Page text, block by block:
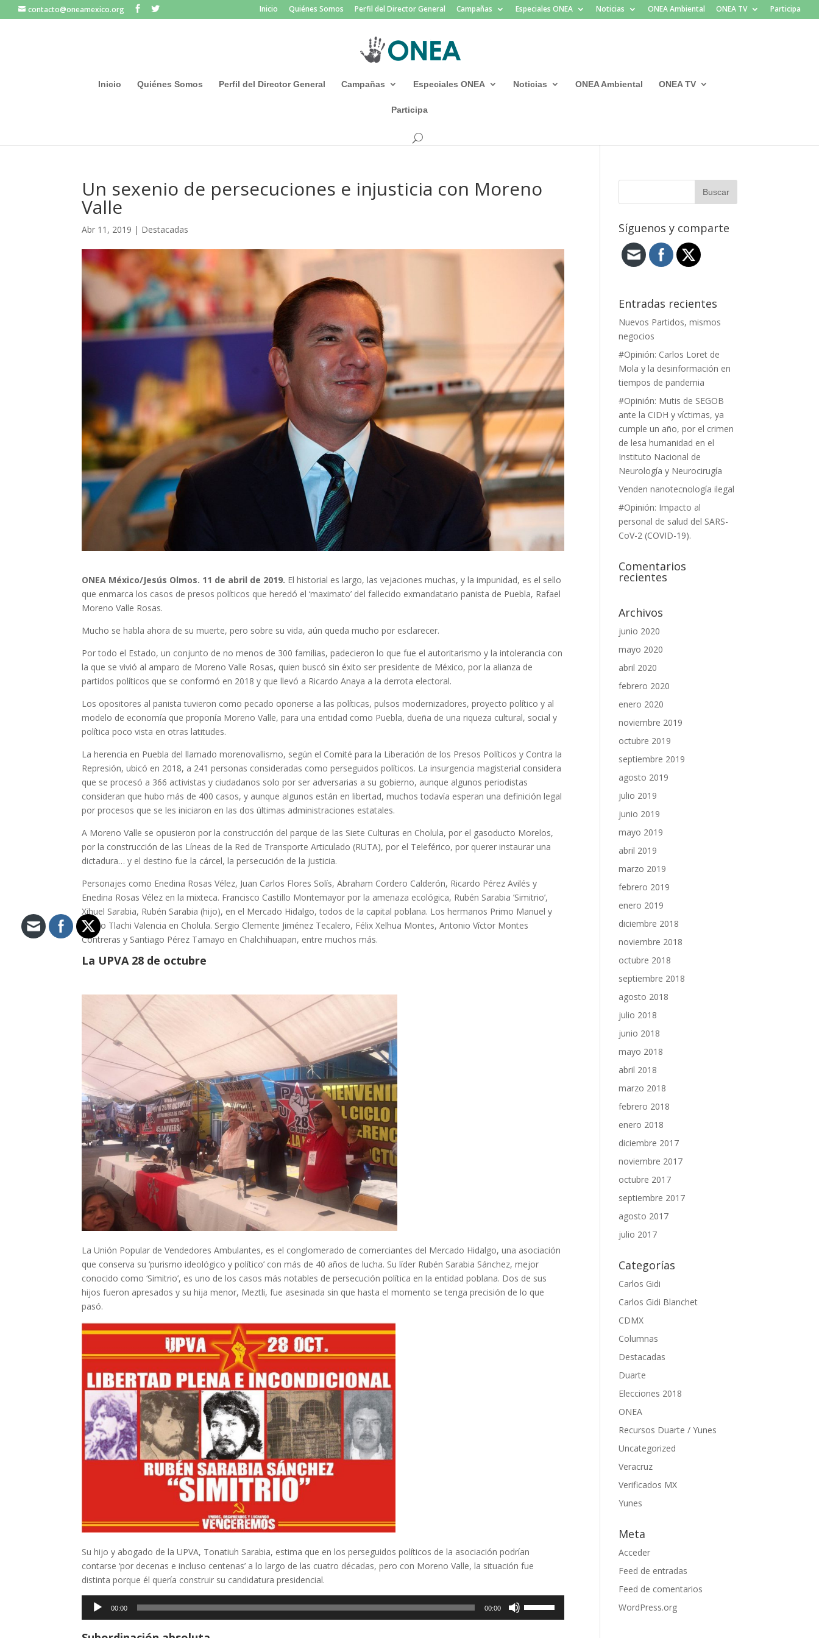
contacto@oneamexico.org Inicio Quiénes Somos Perfil del Director General Campañas Especiales ONEA Noticias ONEA Ambiental ONEA TV Participa
Inicio Quiénes Somos Perfil del Director General Campañas Especiales ONEA Noticias ONEA Ambiental ONEA TV
Participa
Un sexenio de persecuciones e injusticia con Moreno
Valle
Abr 11, 2019 | Destacadas
ONEA México/Jesús Olmos. 11 de abril de 2019. El historial es largo, las vejaciones muchas, y la impunidad, es el sello
que enmarca los casos de presos políticos que heredó el ‘maximato’ del fallecido exmandatario panista de Puebla, Rafael
Moreno Valle Rosas.
Mucho se habla ahora de su muerte, pero sobre su vida, aún queda mucho por esclarecer.
Por todo el Estado, un conjunto de no menos de 300 familias, padecieron lo que fue el autoritarismo y la intolerancia con
la que se vivió al amparo de Moreno Valle Rosas, quien buscó sin éxito ser presidente de México, por la alianza de
partidos políticos que se conformó en 2018 y que llevó a Ricardo Anaya a la derrota electoral.
Los opositores al panista tuvieron como pecado oponerse a las políticas, pulsos modernizadores, proyecto político y al
modelo de economía que proponía Moreno Valle, para una entidad como Puebla, dueña de una riqueza cultural, social y
política poco vista en otras latitudes.
La herencia en Puebla del llamado morenovallismo, según el Comité para la Liberación de los Presos Políticos y Contra la
Represión, ubicó en 2018, a 241 personas consideradas como perseguidos políticos. La insurgencia magisterial considera
que se procesó a 366 activistas y ciudadanos solo por ser adversarias a su gobierno, aunque algunos periodistas
consideran que hubo más de 400 casos, y aunque algunos están en libertad, muchos todavía esperan una definición legal
por procesos que se les iniciaron en las dos últimas administraciones estatales.
A Moreno Valle se opusieron por la construcción del parque de las Siete Culturas en Cholula, por el gasoducto Morelos,
por la construcción de las Líneas de la Red de Transporte Articulado (RUTA), por el Teleférico, por querer instaurar una
dictadura… y el destino fue la cárcel, la persecución de la justicia.
Personajes como Enedina Rosas Vélez, Juan Carlos Flores Solís, Abraham Cordero Calderón, Ricardo Pérez Avilés y
Enedina Rosas Vélez en la mixteca. Francisco Castillo Montemayor por la amenaza ecológica, Rubén Sarabia ’Simitrio’,
Xihuel Sarabia, Rubén Sarabia (hijo), en el Mercado Hidalgo, todos de la capital poblana. Los hermanos Primo Manuel y
Albino Tlachi Valencia en Cholula. Sergio Clemente Jiménez Tecalero, Félix Xelhua Montes, Antonio Víctor Montes
Contreras y Santiago Pérez Tamayo en Chalchihuapan, entre muchos más.
La UPVA 28 de octubre
La Unión Popular de Vendedores Ambulantes, es el conglomerado de comerciantes del Mercado Hidalgo, una asociación
que conserva su ‘purismo ideológico y político’ con más de 40 años de lucha. Su líder Rubén Sarabia Sánchez, mejor
conocido como ‘Simitrio’, es uno de los casos más notables de persecución política en la entidad poblana. Dos de sus
hijos fueron apresados y su hija menor, Meztli, fue asesinada sin que hasta el momento se tenga precisión de lo que
pasó.
Su hijo y abogado de la UPVA, Tonatiuh Sarabia, estima que en los perseguidos políticos de la asociación podrían
contarse ‘por decenas e incluso centenas’ a lo largo de las cuatro décadas, pero con Moreno Valle, la situación fue
distinta porque él quería construir su candidatura presidencial.
Reproductor
00:00 00:00
Síguenos y comparte
Entradas recientes
Nuevos Partidos, mismos
negocios
#Opinión: Carlos Loret de
Mola y la desinformación en
tiempos de pandemia
#Opinión: Mutis de SEGOB
ante la CIDH y víctimas, ya
cumple un año, por el crimen
de lesa humanidad en el
Instituto Nacional de
Neurología y Neurocirugía
Venden nanotecnología ilegal
#Opinión: Impacto al
personal de salud del SARS-
CoV-2 (COVID-19).
Comentarios
recientes
Archivos
junio 2020
mayo 2020
abril 2020
febrero 2020
enero 2020
noviembre 2019
octubre 2019
septiembre 2019
agosto 2019
julio 2019
junio 2019
mayo 2019
abril 2019
marzo 2019
febrero 2019
enero 2019
diciembre 2018
noviembre 2018
octubre 2018
septiembre 2018
agosto 2018
julio 2018
junio 2018
mayo 2018
abril 2018
marzo 2018
febrero 2018
enero 2018
diciembre 2017
noviembre 2017
octubre 2017
septiembre 2017
agosto 2017
julio 2017
Categorías
Carlos Gidi
Carlos Gidi Blanchet
CDMX
Columnas
Destacadas
Duarte
Elecciones 2018
ONEA
Recursos Duarte / Yunes
Uncategorized
Veracruz
Verificados MX
Yunes
Meta
Acceder
Feed de entradas
Feed de comentarios
WordPress.org